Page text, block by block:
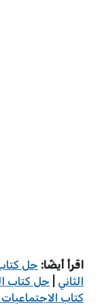
اقرأ أيضًا: حل
الثاني
حل كتاب
كتاب